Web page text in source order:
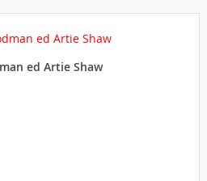
ed Artie Shaw